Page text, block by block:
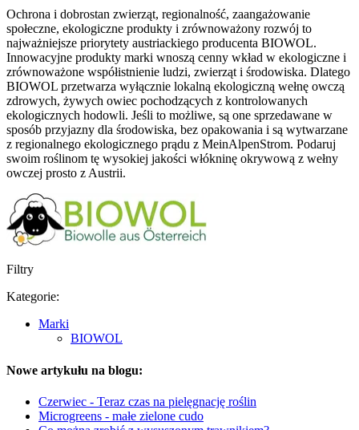
Ochrona i dobrostan zwierząt, regionalność, zaangażowanie
społeczne, ekologiczne produkty i zrównoważony rozwój to
najważniejsze priorytety austriackiego producenta BIOWOL.
Innowacyjne produkty marki wnoszą cenny wkład w ekologiczne i
zrównoważone współistnienie ludzi, zwierząt i środowiska. Dlatego
BIOWOL przetwarza wyłącznie lokalną ekologiczną wełnę owczą
zdrowych, żywych owiec pochodzących z kontrolowanych
ekologicznych hodowli. Jeśli to możliwe, są one sprzedawane w
sposób przyjazny dla środowiska, bez opakowania i są wytwarzane
z regionalnego ekologicznego prądu z MeinAlpenStrom. Podaruj
swoim roślinom tę wysokiej jakości włókninę okrywową z wełny
owczej prosto z Austrii.
Filtry
Kategorie:
Marki
BIOWOL
Nowe artykułu na blogu:
Czerwiec - Teraz czas na pielęgnację roślin
Microgreens - małe zielone cudo